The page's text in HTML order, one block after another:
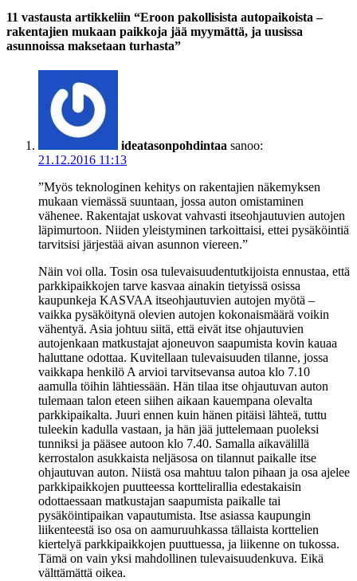
11 vastausta artikkeliin “Eroon pakollisista autopaikoista –
rakentajien mukaan paikkoja jää myymättä, ja uusissa
asunnoissa maksetaan turhasta”
ideatasonpohdintaa sanoo:
21.12.2016 11:13
”Myös teknologinen kehitys on rakentajien näkemyksen
mukaan viemässä suuntaan, jossa auton omistaminen
vähenee. Rakentajat uskovat vahvasti itseohjautuvien autojen
läpimurtoon. Niiden yleistyminen tarkoittaisi, ettei pysäköintiä
tarvitsisi järjestää aivan asunnon viereen.”
Näin voi olla. Tosin osa tulevaisuudentutkijoista ennustaa, että
parkkipaikkojen tarve kasvaa ainakin tietyissä osissa
kaupunkeja KASVAA itseohjautuvien autojen myötä –
vaikka pysäköitynä olevien autojen kokonaismäärä voikin
vähentyä. Asia johtuu siitä, että eivät itse ohjautuvien
autojenkaan matkustajat ajoneuvon saapumista kovin kauaa
haluttane odottaa. Kuvitellaan tulevaisuuden tilanne, jossa
vaikkapa henkilö A arvioi tarvitsevansa autoa klo 7.10
aamulla töihin lähtiessään. Hän tilaa itse ohjautuvan auton
tulemaan talon eteen siihen aikaan kauempana olevalta
parkkipaikalta. Juuri ennen kuin hänen pitäisi lähteä, tuttu
tuleekin kadulla vastaan, ja hän jää juttelemaan puoleksi
tunniksi ja pääsee autoon klo 7.40. Samalla aikavälillä
kerrostalon asukkaista neljäsosa on tilannut paikalle itse
ohjautuvan auton. Niistä osa mahtuu talon pihaan ja osa ajelee
parkkipaikkojen puutteessa korttelirallia edestakaisin
odottaessaan matkustajan saapumista paikalle tai
pysäköintipaikan vapautumista. Itse asiassa kaupungin
liikenteestä iso osa on aamuruuhkassa tällaista korttelien
kiertelyä parkkipaikkojen puuttuessa, ja liikenne on tukossa.
Tämä on vain yksi mahdollinen tulevaisuudenkuva. Eikä
välttämättä oikea.